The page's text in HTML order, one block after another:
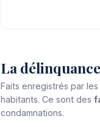
La
Faits enregistrés par
habitants. Ce sont des
condamnations.